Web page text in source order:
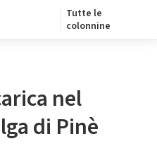
Tutte le
colonnine
nel
di Pinè